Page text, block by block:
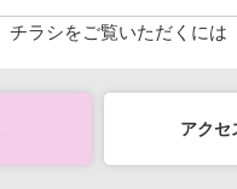
チラシをご覧いただくには
アクセ